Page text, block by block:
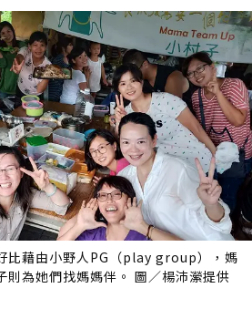
比藉由小野人PG（play group），媽
則為她們找媽媽伴。 圖／楊沛瀠提供